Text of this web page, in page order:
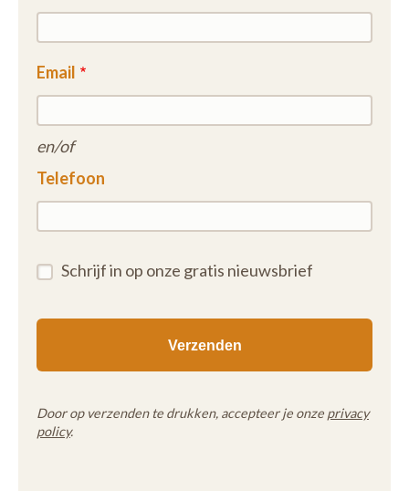
Email
en/of
Telefoon
Schrijf in op onze gratis nieuwsbrief
Door op verzenden te drukken, accepteer je onze privacy
policy.